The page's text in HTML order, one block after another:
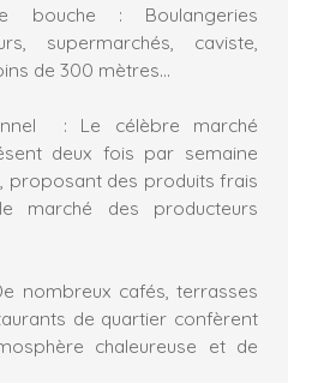
bouche : Boulangeries
supermarchés, caviste,
de 300 mètres…
: Le célèbre marché
deux fois par semaine
proposant des produits frais
marché des producteurs
nombreux cafés, terrasses
de quartier confèrent
chaleureuse et de